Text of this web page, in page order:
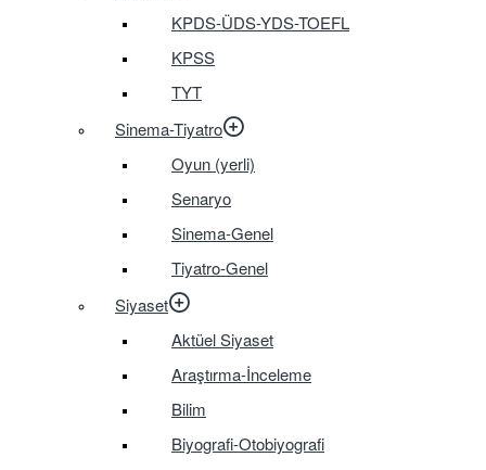
KPDS-ÜDS-YDS-TOEFL
KPSS
TYT
Sinema-Tiyatro
Oyun (yerli)
Senaryo
Sinema-Genel
Tiyatro-Genel
Siyaset
Aktüel Siyaset
Araştırma-İnceleme
Bilim
Biyografi-Otobiyografi